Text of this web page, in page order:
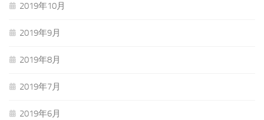
2019年10月
2019年9月
2019年8月
2019年7月
2019年6月